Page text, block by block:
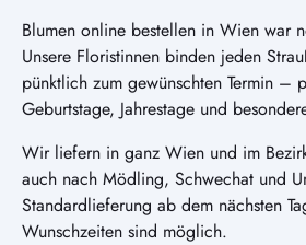
Blumen online bestellen in Wien war
Unsere Floristinnen binden jeden
pünktlich zum gewünschten Termin –
Geburtstage, Jahrestage und
Wir liefern in ganz Wien und im
auch nach Mödling, Schwechat und
Standardlieferung ab dem nächsten
Wunschzeiten sind möglich.